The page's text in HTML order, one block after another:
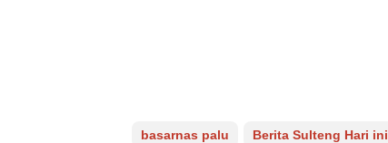
basarnas palu Berita Sulteng Hari ini